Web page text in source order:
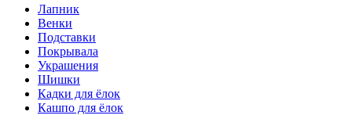
Лапник
Венки
Подставки
Покрывала
Украшения
Шишки
Кадки для ёлок
Кашпо для ёлок